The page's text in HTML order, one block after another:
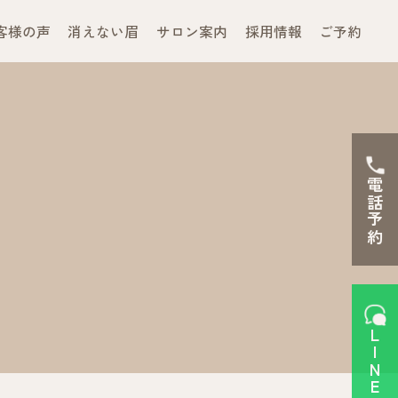
様の声 消えない眉 サロン案内 採用情報 ご予約
電話予約